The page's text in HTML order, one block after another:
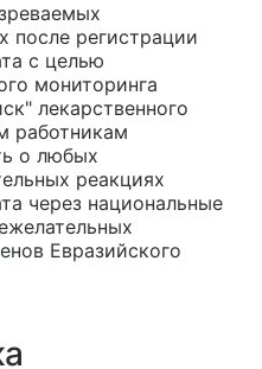
после регистрации
с целью
мониторинга
лекарственного
работникам
о любых
реакциях
через национальные
Евразийского